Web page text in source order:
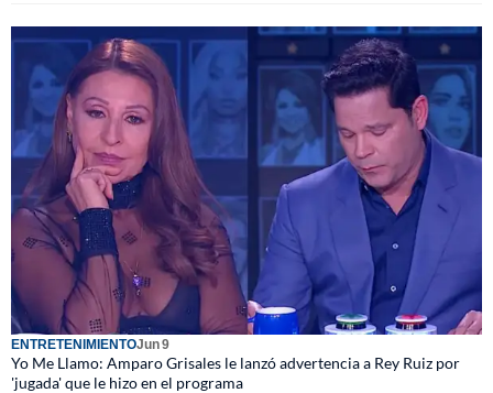
ENTRETENIMIENTOJun 9
Yo Me Llamo: Amparo Grisales le lanzó advertencia a Rey Ruiz por
'jugada' que le hizo en el programa